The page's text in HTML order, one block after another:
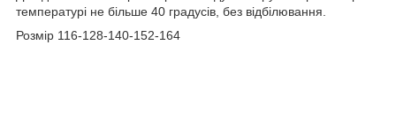
температурі не більше 40 градусів, без відбілювання.
Розмір 116-128-140-152-164